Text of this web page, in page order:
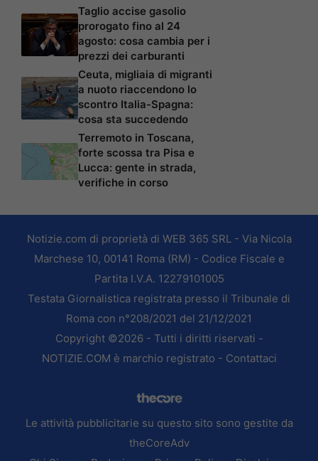
Taglio accise gasolio
prorogato fino al 24
agosto: cosa cambia per i
prezzi dei carburanti
Ceuta, migliaia di migranti
a nuoto riaccendono lo
scontro Italia-Spagna:
cosa sta succedendo
Terremoto in Toscana,
forte scossa tra Pisa e
Lucca: gente in strada,
verifiche in corso
Notizie.com di proprietà di WEB 365 SRL - Via Nicola
Marchese 10, 00141 Roma (RM) - Codice Fiscale e
Partita I.V.A. 12279101005
Testata Giornalistica registrata presso il Tribunale di
Roma con n°208/2021 del 21/12/2021
Copyright ©2026 - Tutti i diritti riservati -
NOTIZIE.COM è marchio registrato - Contattaci
Le attività pubblicitarie su questo sito sono gestite da
theCoreAdv